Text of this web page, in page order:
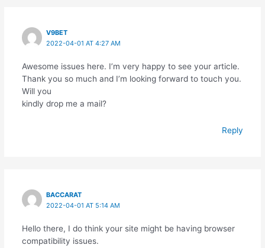
V9BET
2022-04-01 AT 4:27 AM
Awesome issues here. I’m very happy to see your article.
Thank you so much and I’m looking forward to touch you.
Will you
kindly drop me a mail?
Reply
BACCARAT
2022-04-01 AT 5:14 AM
Hello there, I do think your site might be having browser
compatibility issues.